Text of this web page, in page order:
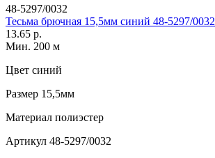
48-5297/0032
Тесьма брючная 15,5мм синий 48-5297/0032
13.65 р.
Мин. 200 м
Цвет синий
Размер 15,5мм
Материал полиэстер
Артикул 48-5297/0032